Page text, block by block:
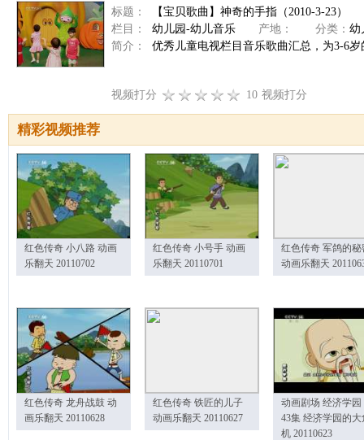
标题：
【宝贝歌曲】神奇的手指（2010-3-23）
栏目：
幼儿园-幼儿音乐 产地： 分类： 幼
简介：
优秀儿童电视栏目音乐歌曲汇总，为3-6
视频打分 10 视频打分
精彩视频推荐
红色传奇 小八路 动画
乐翻天 20110702
红色传奇 小号手 动画
乐翻天 20110701
红色传奇 军鸽的秘
动画乐翻天
红色传奇 龙舟战鼓 动
画乐翻天 20110628
红色传奇 铁匠的儿子
动画乐翻天 20110627
动画剧场 经济学园
43集 经济学园的大
机 20110623